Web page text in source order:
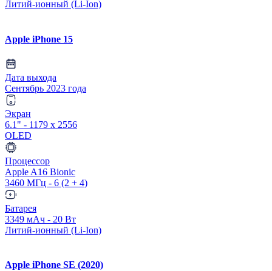
Литий-ионный (Li-Ion)
Apple iPhone 15
Дата выхода
Сентябрь 2023 года
Экран
6.1" - 1179 x 2556
OLED
Процессор
Apple A16 Bionic
3460 МГц - 6 (2 + 4)
Батарея
3349 мАч - 20 Вт
Литий-ионный (Li-Ion)
Apple iPhone SE (2020)